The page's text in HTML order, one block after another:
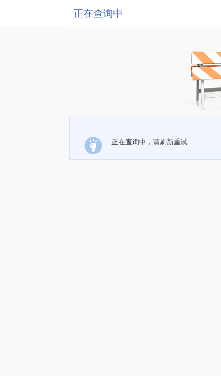
正在查询中
正在查询中，请刷新重试